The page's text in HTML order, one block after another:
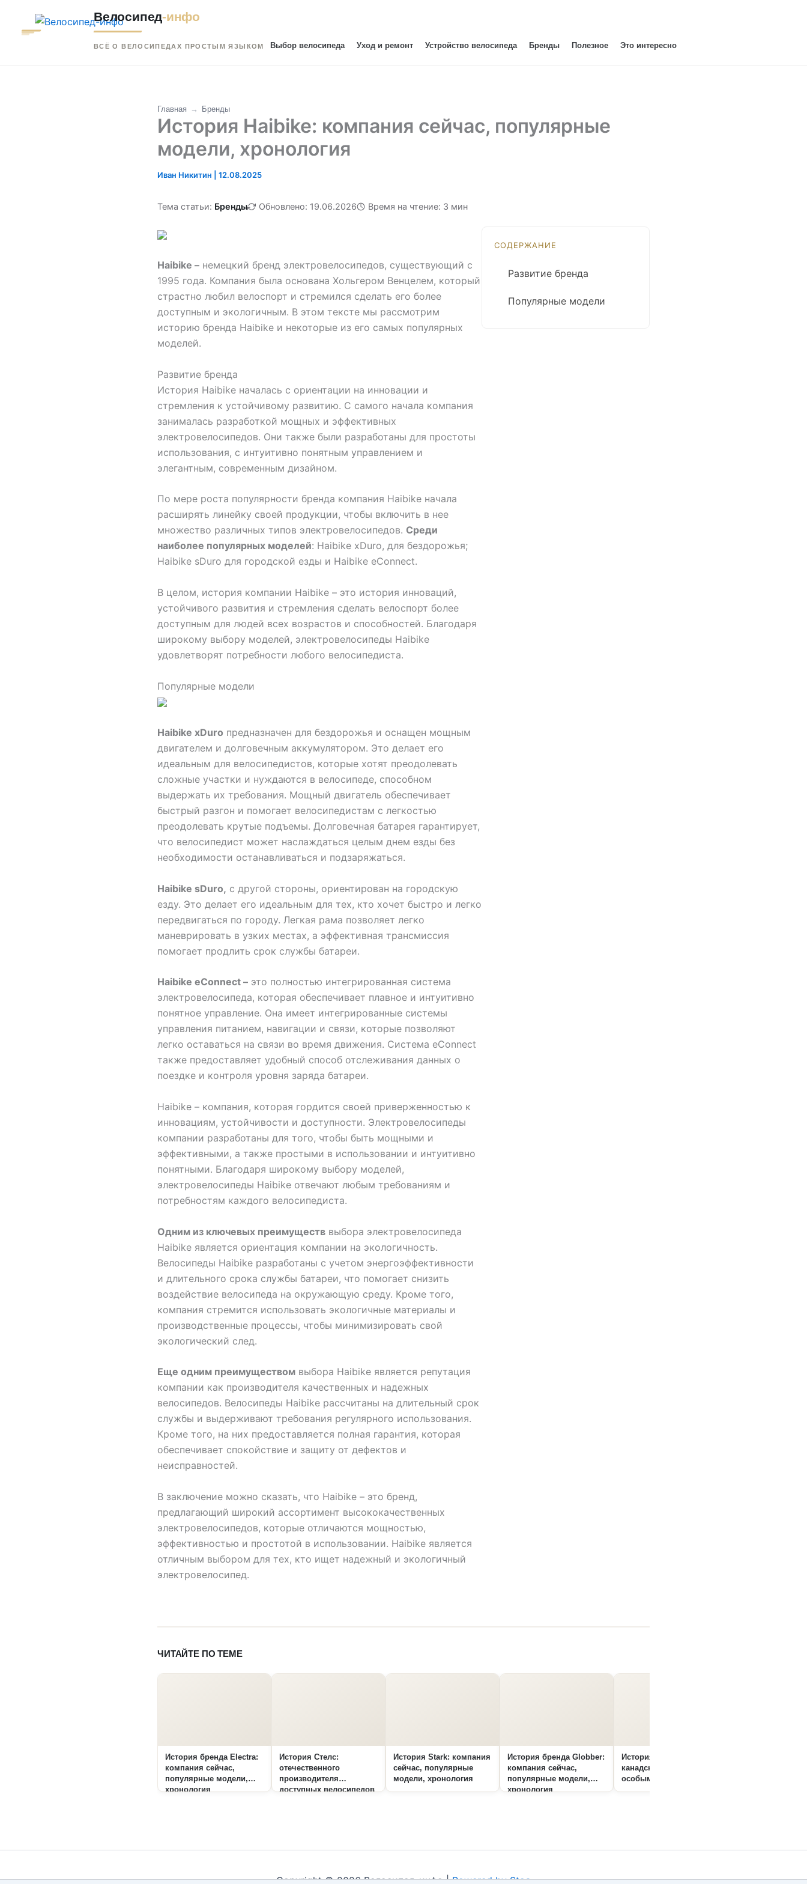
содержимому
Велосипед-инфо
ВСЁ О ВЕЛОСИПЕДАХ ПРОСТЫМ ЯЗЫКОМ Выбор велосипеда Уход и ремонт Устройство велосипеда Бренды Полезное Это интересно
Главная → Бренды
История Haibike: компания сейчас, популярные
модели, хронология
Иван Никитин 12.08.2025
Тема статьи: Бренды Обновлено: 19.06.2026 Время на чтение: 3 мин
Haibike – немецкий бренд электровелосипедов, существующий с
1995 года. Компания была основана Хольгером Венцелем, который
страстно любил велоспорт и стремился сделать его более
доступным и экологичным. В этом тексте мы рассмотрим
историю бренда Haibike и некоторые из его самых популярных
моделей.
Развитие бренда
История Haibike началась с ориентации на инновации и
стремления к устойчивому развитию. С самого начала компания
занималась разработкой мощных и эффективных
электровелосипедов. Они также были разработаны для простоты
использования, с интуитивно понятным управлением и
элегантным, современным дизайном.
По мере роста популярности бренда компания Haibike начала
расширять линейку своей продукции, чтобы включить в нее
множество различных типов электровелосипедов. Среди
наиболее популярных моделей: Haibike xDuro, для бездорожья;
Haibike sDuro для городской езды и Haibike eConnect.
В целом, история компании Haibike – это история инноваций,
устойчивого развития и стремления сделать велоспорт более
доступным для людей всех возрастов и способностей. Благодаря
широкому выбору моделей, электровелосипеды Haibike
удовлетворят потребности любого велосипедиста.
Популярные модели
Haibike xDuro предназначен для бездорожья и оснащен мощным
двигателем и долговечным аккумулятором. Это делает его
идеальным для велосипедистов, которые хотят преодолевать
сложные участки и нуждаются в велосипеде, способном
выдержать их требования. Мощный двигатель обеспечивает
быстрый разгон и помогает велосипедистам с легкостью
преодолевать крутые подъемы. Долговечная батарея гарантирует,
что велосипедист может наслаждаться целым днем езды без
необходимости останавливаться и подзаряжаться.
Haibike sDuro, с другой стороны, ориентирован на городскую
езду. Это делает его идеальным для тех, кто хочет быстро и легко
передвигаться по городу. Легкая рама позволяет легко
маневрировать в узких местах, а эффективная трансмиссия
помогает продлить срок службы батареи.
Haibike eConnect – это полностью интегрированная система
электровелосипеда, которая обеспечивает плавное и интуитивно
понятное управление. Она имеет интегрированные системы
управления питанием, навигации и связи, которые позволяют
легко оставаться на связи во время движения. Система eConnect
также предоставляет удобный способ отслеживания данных о
поездке и контроля уровня заряда батареи.
Haibike – компания, которая гордится своей приверженностью к
инновациям, устойчивости и доступности. Электровелосипеды
компании разработаны для того, чтобы быть мощными и
эффективными, а также простыми в использовании и интуитивно
понятными. Благодаря широкому выбору моделей,
электровелосипеды Haibike отвечают любым требованиям и
потребностям каждого велосипедиста.
Одним из ключевых преимуществ выбора электровелосипеда
Haibike является ориентация компании на экологичность.
Велосипеды Haibike разработаны с учетом энергоэффективности
и длительного срока службы батареи, что помогает снизить
воздействие велосипеда на окружающую среду. Кроме того,
компания стремится использовать экологичные материалы и
производственные процессы, чтобы минимизировать свой
экологический след.
Еще одним преимуществом выбора Haibike является репутация
компании как производителя качественных и надежных
велосипедов. Велосипеды Haibike рассчитаны на длительный срок
службы и выдерживают требования регулярного использования.
Кроме того, на них предоставляется полная гарантия, которая
обеспечивает спокойствие и защиту от дефектов и
неисправностей.
В заключение можно сказать, что Haibike – это бренд,
предлагающий широкий ассортимент высококачественных
электровелосипедов, которые отличаются мощностью,
эффективностью и простотой в использовании. Haibike является
отличным выбором для тех, кто ищет надежный и экологичный
электровелосипед.
СОДЕРЖАНИЕ
Развитие бренда
Популярные модели
ЧИТАЙТЕ ПО ТЕМЕ
История бренда Electra:
компания сейчас,
популярные модели,
хронология
История Стелс:
отечественного
производителя
доступных велосипедов
История Stark: компания
сейчас, популярные
модели, хронология
История бренда Globber:
компания сейчас,
популярные модели,
хронология
История бренда Kona:
канадские велосипеды с
особым характером
Copyright © 2026 Велосипед-инфо |Powered by Stoa